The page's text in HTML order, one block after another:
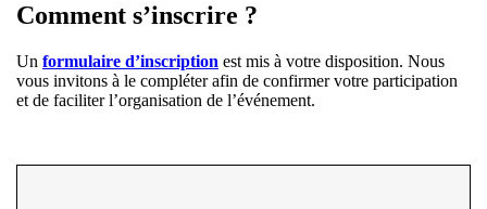
Comment s’inscrire ?
Un formulaire d’inscription est mis à votre disposition. Nous
vous invitons à le compléter afin de confirmer votre participation
et de faciliter l’organisation de l’événement.